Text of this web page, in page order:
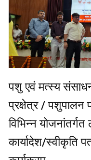
पशु एवं मत्स्य
प्रक्षेत्र / पशुपालन
विभिन्न
कार्यादेश/स्वीकृति